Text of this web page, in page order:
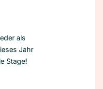
als
Jahr
Stage!